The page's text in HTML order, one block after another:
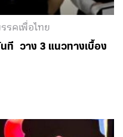
รคเพื่อไทย
ที วาง 3 แนวทางเบื้อง